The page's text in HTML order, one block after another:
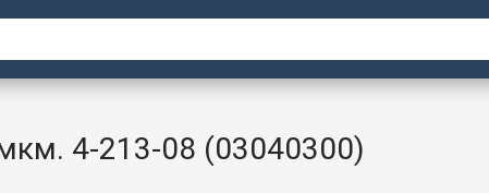
4-213-08 (03040300)